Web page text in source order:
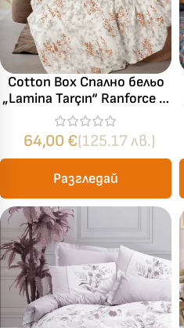
Cotton Box Спално бельо
„Lamina Tarçın“ Ranforce –
100% памук ранфорс – 5
части – за спалня с два
плика
64,00 €(125.17 лв.)
Разгледай